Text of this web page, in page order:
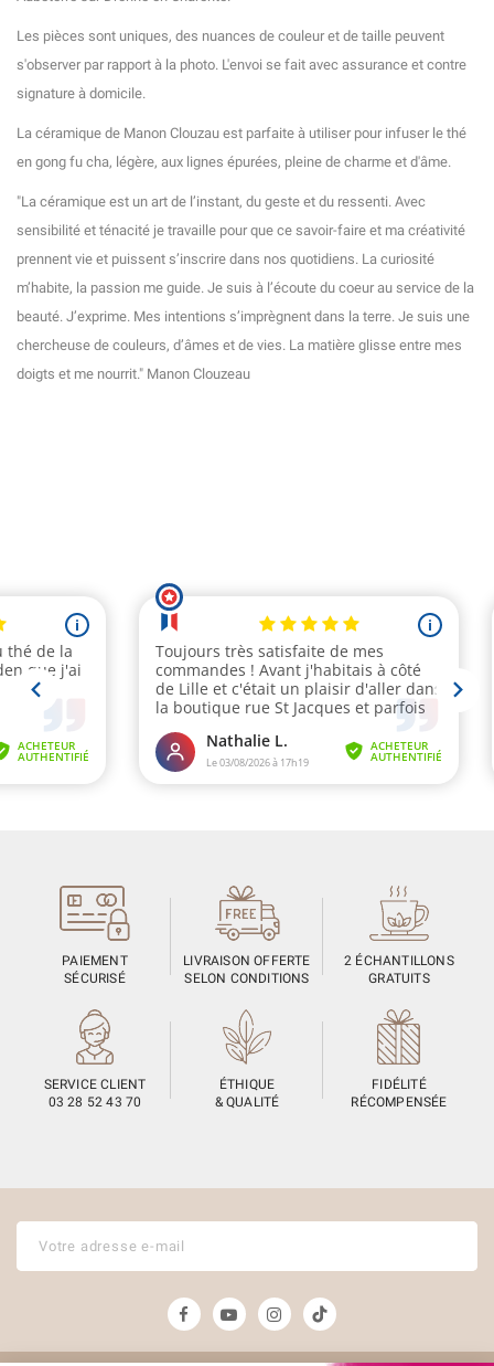
Les pièces sont uniques, des nuances de couleur et de taille peuvent
s'observer par rapport à la photo. L'envoi se fait avec assurance et contre
signature à domicile.
La céramique de Manon Clouzau est parfaite à utiliser pour infuser le thé
en gong fu cha, légère, aux lignes épurées, pleine de charme et d'âme.
"La céramique est un art de l’instant, du geste et du ressenti. Avec
sensibilité et ténacité je travaille pour que ce savoir-faire et ma créativité
prennent vie et puissent s’inscrire dans nos quotidiens. La curiosité
m’habite, la passion me guide. Je suis à l’écoute du coeur au service de la
beauté. J’exprime. Mes intentions s’imprègnent dans la terre. Je suis une
chercheuse de couleurs, d’âmes et de vies. La matière glisse entre mes
doigts et me nourrit." Manon Clouzeau
PAIEMENT
SÉCURISÉ
LIVRAISON OFFERTE
SELON CONDITIONS
2 ÉCHANTILLONS
GRATUITS
SERVICE CLIENT
03 28 52 43 70
ÉTHIQUE
& QUALITÉ
FIDÉLITÉ
RÉCOMPENSÉE